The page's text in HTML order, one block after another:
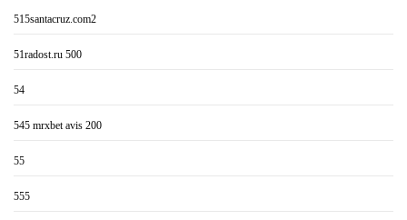
515santacruz.com2
51radost.ru 500
54
545 mrxbet avis 200
55
555